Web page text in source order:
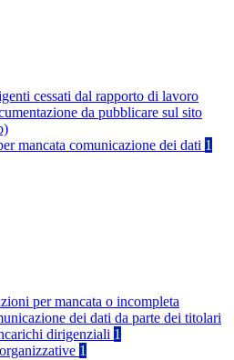
cessati dal rapporto di lavoro
da pubblicare sul sito
mancata comunicazione dei dati 1
per mancata o incompleta
dei dati da parte dei titolari
dirigenziali 1
1